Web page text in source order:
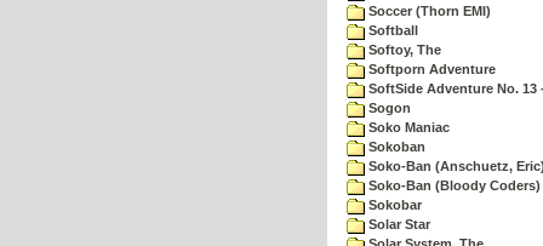
Soccer (Thorn EMI)
Softball
Softoy, The
Softporn Adventure
SoftSide Adventure No. 13
Sogon
Soko Maniac
Sokoban
Soko-Ban (Anschuetz,
Soko-Ban (Bloody Coders)
Sokobar
Solar Star